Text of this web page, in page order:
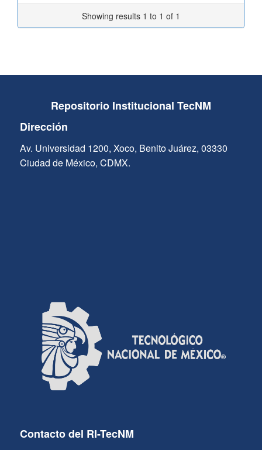
Showing results 1 to 1 of 1
Repositorio Institucional TecNM
Dirección
Av. Universidad 1200, Xoco, Benito Juárez, 03330
Ciudad de México, CDMX.
Contacto del RI-TecNM